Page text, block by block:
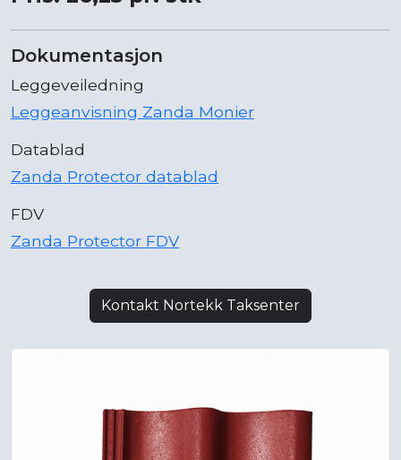
Dokumentasjon
Leggeveiledning
Leggeanvisning Zanda Monier
Datablad
Zanda Protector datablad
FDV
Zanda Protector FDV
Kontakt Nortekk Taksenter